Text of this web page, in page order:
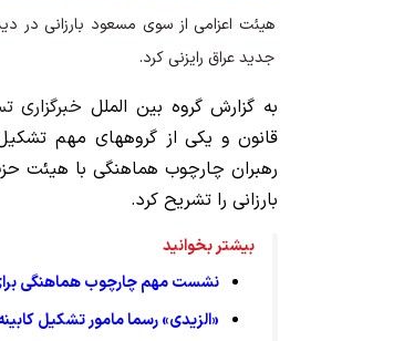
هیئت اعزامی از سوی مسعود بارزانی در
جدید عراق رایزنی کرد.
به گزارش گروه بین الملل خبرگزاری
قانون و یکی از گروههای مهم
رهبران چارچوب هماهنگی با هیئت
بارزانی را تشریح کرد.
بیشتر بخوانید
نشست مهم چارچوب هماهنگی
«الزیدی» رسما مامور تشکیل